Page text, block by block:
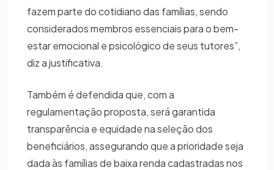
fazem parte do cotidiano das famílias, sendo
considerados membros essenciais para o bem-
estar emocional e psicológico de seus tutores”,
diz a justificativa.
Também é defendida que, com a
regulamentação proposta, será garantida
transparência e equidade na seleção dos
beneficiários, assegurando que a prioridade seja
dada às famílias de baixa renda cadastradas nos